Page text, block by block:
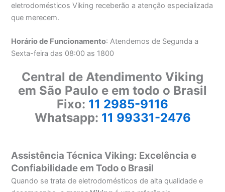
eletrodomésticos Viking receberão a atenção especializada
que merecem.
Horário de Funcionamento: Atendemos de Segunda a
Sexta-feira das 08:00 as 1800
Central de Atendimento Viking
em São Paulo e em todo o Brasil
Fixo: 11 2985-9116
Whatsapp: 11 99331-2476
Assistência Técnica Viking: Excelência e
Confiabilidade em Todo o Brasil
Quando se trata de eletrodomésticos de alta qualidade e